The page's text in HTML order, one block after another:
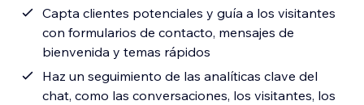
Capta clientes potenciales y guía a los visitantes
con formularios de contacto, mensajes de
bienvenida y temas rápidos
Haz un seguimiento de las analíticas clave del
chat, como las conversaciones, los visitantes, los